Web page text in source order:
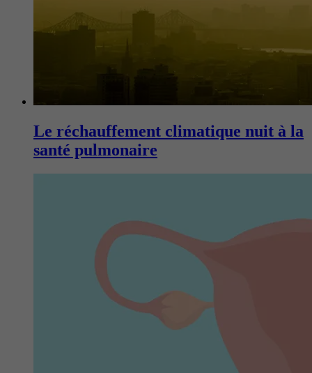
Le réchauffement climatique nuit à la
santé pulmonaire